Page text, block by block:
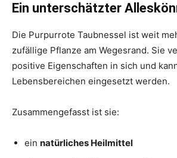
Ein unterschätzter
Die Purpurrote Taubnessel ist weit
zufällige Pflanze am Wegesrand. Sie
positive Eigenschaften in sich und
Lebensbereichen eingesetzt werden.
Zusammengefasst ist sie:
ein natürliches Heilmittel